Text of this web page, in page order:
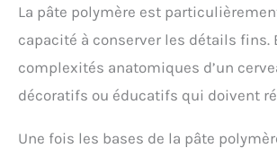
La pâte polymère est
capacité à conserver les détails
complexités anatomiques d’un
décoratifs ou éducatifs qui doivent
Une fois les bases de la pâte